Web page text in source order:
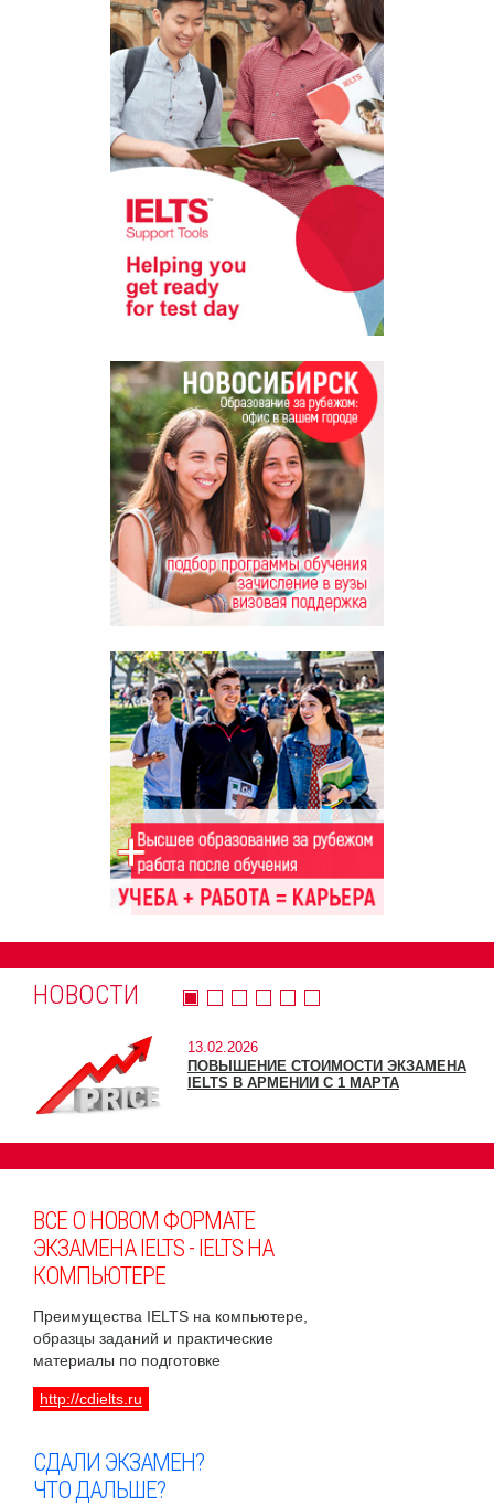
НОВОСТИ
13.02.2026
ПОВЫШЕНИЕ СТОИМОСТИ ЭКЗАМЕНА
IELTS В АРМЕНИИ С 1 МАРТА
ВСЕ О НОВОМ ФОРМАТЕ
ЭКЗАМЕНА IELTS - IELTS НА
КОМПЬЮТЕРЕ
Преимущества IELTS на компьютере,
образцы заданий и практические
материалы по подготовке
http://cdielts.ru
СДАЛИ ЭКЗАМЕН?
ЧТО ДАЛЬШЕ?